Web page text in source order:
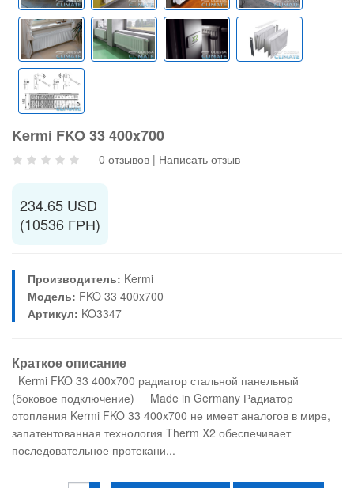
Kermi FKO 33 400x700
0 отзывов | Написать отзыв
234.65 USD
(10536 ГРН)
Производитель: Kermi
Модель: FKO 33 400x700
Артикул: KO3347
Краткое описание
Kermi FKO 33 400x700 радиатор стальной панельный
(боковое подключение) Made in Germany Радиатор
отопления Kermi FKO 33 400x700 не имеет аналогов в мире,
запатентованная технология Therm X2 обеспечивает
последовательное протекани...